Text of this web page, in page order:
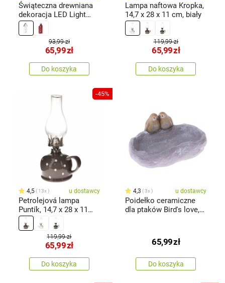
Świąteczna drewniana
dekoracja LED Light
house biały, 11,7 x 21 x
9,8 cm
93,99 zł
65,99zł
Do koszyka
Lampa naftowa Kropka,
14,7 x 28 x 11 cm, biały
119,99 zł
65,99zł
Do koszyka
-45%
4,5 13x u dostawcy
Petrolejová lampa
Puntík, 14,7 x 28 x 11
cm, szary
119,99 zł
65,99zł
Do koszyka
4,3 3x u dostawcy
Poidełko ceramiczne
dla ptaków Bird's love,
65,99zł
Do koszyka